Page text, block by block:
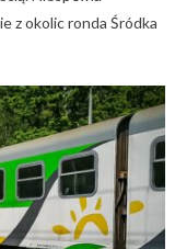
z okolic ronda Śródka